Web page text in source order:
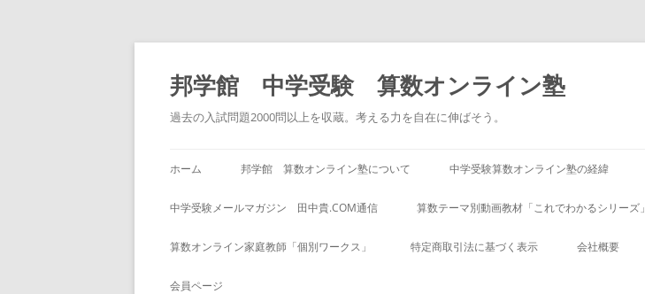
コ
テ
ン
ツ
へ
ス
邦学館 中学受験 算数オンライン塾
過去の入試問題2000問以上を収蔵。考える力を自在に伸ばそう。
ホーム 邦学館 算数オンライン塾について 中学受験算数オンライン塾の経緯
中学受験メールマガジン 田中貴.COM通信 算数テーマ別動画教材「これでわかるシリーズ」
算数オンライン家庭教師「個別ワークス」 特定商取引法に基づく表示 会社概要
会員ページ